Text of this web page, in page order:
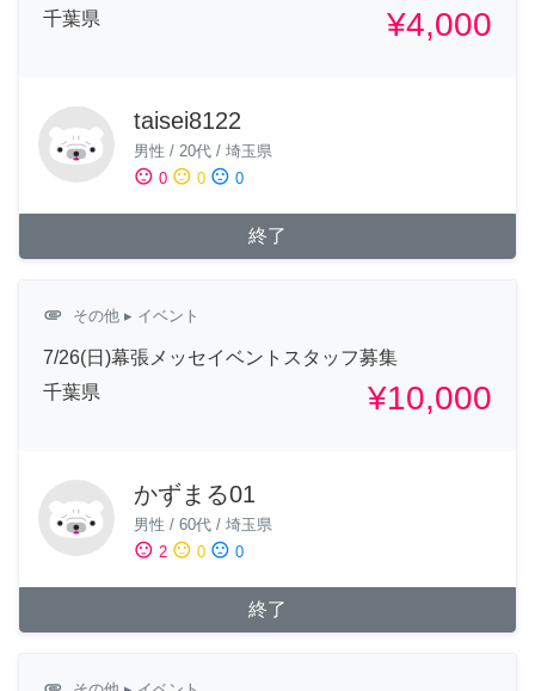
千葉県
¥4,000
taisei8122
男性 / 20代 / 埼玉県
sentiment_satisfied 0 sentiment_neutral 0 sentiment_dissatisfied 0
終了
attachment その他 ▸ イベント
7/26(日)幕張メッセイベントスタッフ募集
千葉県
¥10,000
かずまる01
男性 / 60代 / 埼玉県
sentiment_satisfied 2 sentiment_neutral 0 sentiment_dissatisfied 0
終了